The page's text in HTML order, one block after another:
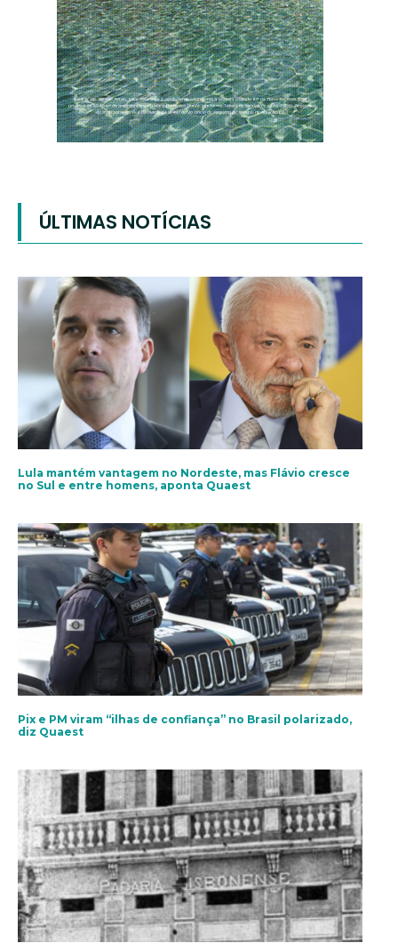
ÚLTIMAS NOTÍCIAS
Lula mantém vantagem no Nordeste, mas Flávio cresce
no Sul e entre homens, aponta Quaest
Pix e PM viram “ilhas de confiança” no Brasil polarizado,
diz Quaest